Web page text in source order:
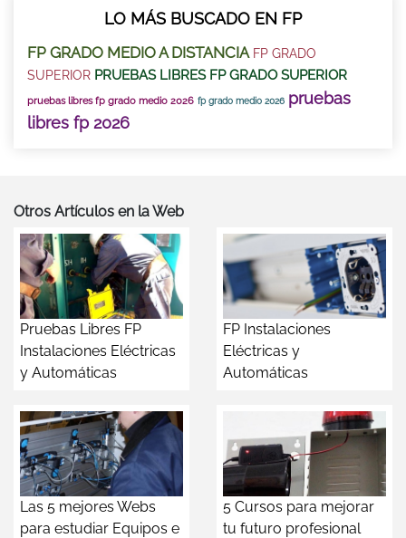
LO MÁS BUSCADO EN FP
FP GRADO MEDIO A DISTANCIA FP GRADO
SUPERIOR PRUEBAS LIBRES FP GRADO SUPERIOR
pruebas libres fp grado medio 2026 fp grado medio 2026 pruebas
libres fp 2026
Otros Artículos en la Web
Pruebas Libres FP
Instalaciones Eléctricas
y Automáticas
FP Instalaciones
Eléctricas y
Automáticas
Las 5 mejores Webs
para estudiar Equipos e
5 Cursos para mejorar
tu futuro profesional